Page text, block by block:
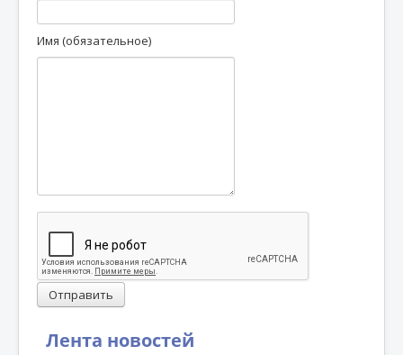
Лента новостей
Имя (обязательное)
Отправить